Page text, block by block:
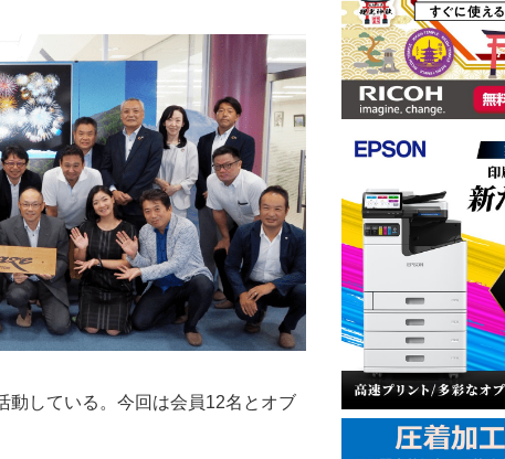
動している。今回は会員12名とオブ